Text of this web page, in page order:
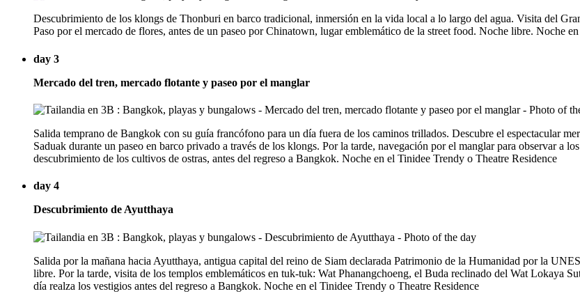
Descubrimiento de los klongs de Thonburi en barco tradicional, inmersión en la vida local a lo largo del agua. Visita del
Paso por el mercado de flores, antes de un paseo por Chinatown, lugar emblemático de la street food. Noche libre. Noche
day 3
Mercado del tren, mercado flotante y paseo por el manglar
Salida temprano de Bangkok con su guía francófono para un día fuera de los caminos trillados. Descubre el espectacular
Saduak durante un paseo en barco privado a través de los klongs. Por la tarde, navegación por el manglar para observar a
descubrimiento de los cultivos de ostras, antes del regreso a Bangkok. Noche en el Tinidee Trendy o Theatre Residence
day 4
Descubrimiento de Ayutthaya
Salida por la mañana hacia Ayutthaya, antigua capital del reino de Siam declarada Patrimonio de la Humanidad por la
libre. Por la tarde, visita de los templos emblemáticos en tuk-tuk: Wat Phanangchoeng, el Buda reclinado del Wat Lokaya
día realza los vestigios antes del regreso a Bangkok. Noche en el Tinidee Trendy o Theatre Residence